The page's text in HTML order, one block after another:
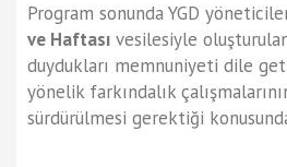
Program sonunda YGD
ve Haftası vesilesiyle
duydukları memnuniyeti dile
yönelik farkındalık
sürdürülmesi gerektiği